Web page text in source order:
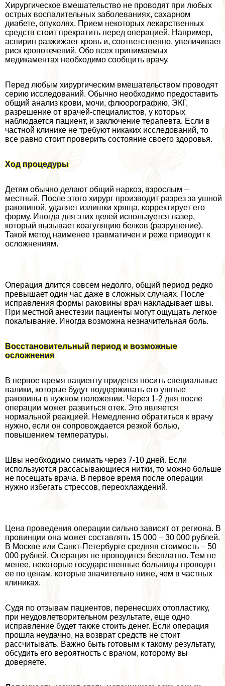
Хирургическое вмешательство не проводят при любых
острых воспалительных заболеваниях, сахарном
диабете, опухолях. Прием некоторых лекарственных
средств стоит прекратить перед операцией. Например,
аспирин разжижает кровь и, соответственно, увеличивает
риск кровотечений. Обо всех принимаемых
медикаментах необходимо сообщить врачу.
Перед любым хирургическим вмешательством проводят
серию исследований. Обычно необходимо предоставить
общий анализ крови, мочи, флюорографию, ЭКГ,
разрешение от врачей-специалистов, у которых
наблюдается пациент, и заключение терапевта. Если в
частной клинике не требуют никаких исследований, то
все равно стоит проверить состояние своего здоровья.
Ход процедуры
Детям обычно делают общий наркоз, взрослым –
местный. После этого хирург производит разрез за ушной
paковиной, удаляет излишки хряща, корректирует его
форму. Иногда для этих целей используется лазер,
который вызывает коагуляцию белков (разрушение).
Такой метод наименее травматичен и реже приводит к
осложнениям.
Операция длится совсем недолго, общий период редко
превышает один час даже в сложных случаях. После
исправления формы paковины врач накладывает швы.
При местной анестезии пациенты могут ощущать легкое
покалывание. Иногда возможна незначительная боль.
Восстановительный период и возможные
осложнения
В первое время пациенту придется носить специальные
валики, которые будут поддерживать его ушные
paковины в нужном положении. Через 1-2 дня после
операции может развиться отек. Это является
нормальной реакцией. Немедленно обратиться к врачу
нужно, если он сопровождается резкой болью,
повышением температуры.
Швы необходимо снимать через 7-10 дней. Если
используются рассасывающиеся нитки, то можно больше
не посещать врача. В первое время после операции
нужно избегать стрессов, переохлаждений.
Цена проведения операции сильно зависит от региона. В
провинции она может составлять 15 000 – 30 000 рублей.
В Москве или Санкт-Петербурге средняя стоимость – 50
000 рублей. Операция не проводится бесплатно. Тем не
менее, некоторые государственные больницы проводят
ее по ценам, которые значительно ниже, чем в частных
клиниках.
Судя по отзывам пациентов, перенесших отопластику,
при неудовлетворительном результате, еще одно
исправление будет также стоить денег. Если операция
прошла неудачно, на возврат средств не стоит
рассчитывать. Важно быть готовым к такому результату,
обсудить его вероятность с врачом, которому вы
доверяете.